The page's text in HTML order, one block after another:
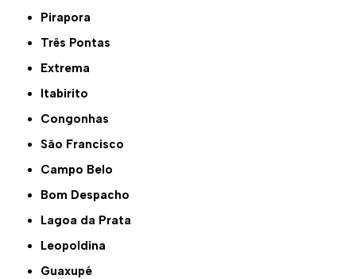
Pirapora
Três Pontas
Extrema
Itabirito
Congonhas
São Francisco
Campo Belo
Bom Despacho
Lagoa da Prata
Leopoldina
Guaxupé